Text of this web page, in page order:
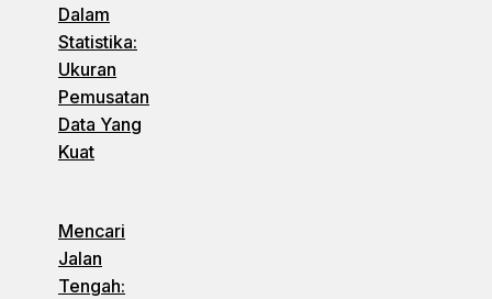
Dalam
Statistika:
Ukuran
Pemusatan
Data Yang
Kuat
Mencari
Jalan
Tengah: